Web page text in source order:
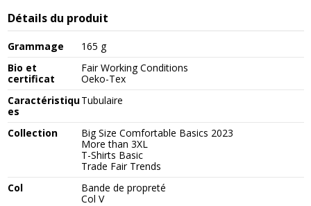
Détails du produit
Grammage
165 g
Bio et
certificat
Fair Working Conditions
Oeko-Tex
Caractéristiqu
es
Tubulaire
Collection
Big Size Comfortable Basics 2023
More than 3XL
T-Shirts Basic
Trade Fair Trends
Col
Bande de propreté
Col V